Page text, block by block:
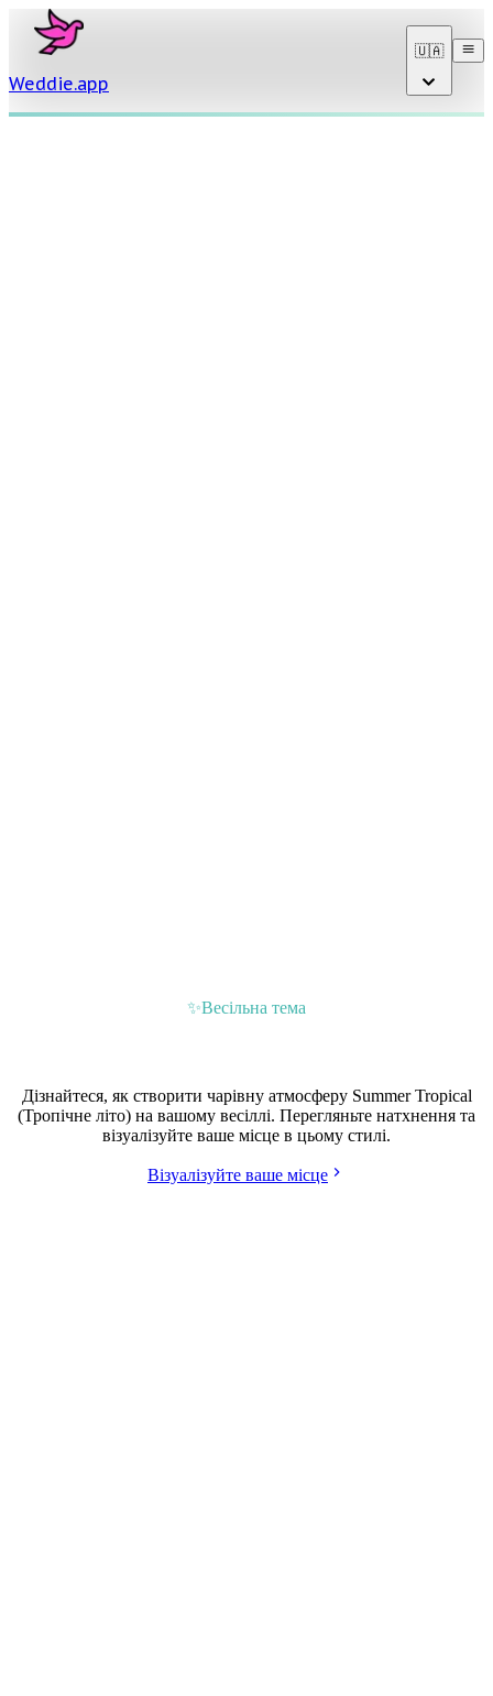
Weddie.app
🇺🇦
✨Весільна тема
Дізнайтеся, як створити чарівну атмосферу Summer Tropical
(Тропічне літо) на вашому весіллі. Перегляньте натхнення та
візуалізуйте ваше місце в цьому стилі.
Візуалізуйте ваше місце